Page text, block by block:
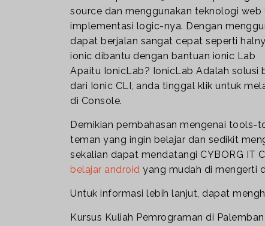
source dan menggunakan teknologi web
implementasi logic-nya. Dengan
dapat berjalan sangat cepat seperti
ionic dibantu dengan bantuan ionic Lab
Apaitu IonicLab? IonicLab Adalah solusi
dari Ionic CLI, anda tinggal klik untuk
di Console.
Demikian pembahasan mengenai
teman yang ingin belajar dan sedikit
sekalian dapat mendatangi CYBORG IT
belajar android yang mudah di mengerti
Untuk informasi lebih lanjut, dapat
Kursus Kuliah Pemrograman di